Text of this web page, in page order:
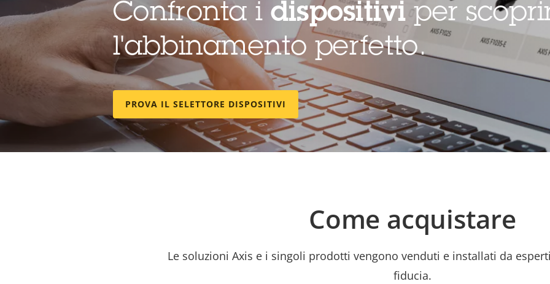
Confronta i dispositiviper
l'abbinamento perfetto.
PROVA IL SELETTORE DISPOSITIVI
Come acquistare
Le soluzioni Axis e i singoli prodotti vengono venduti e installati da
fiducia.